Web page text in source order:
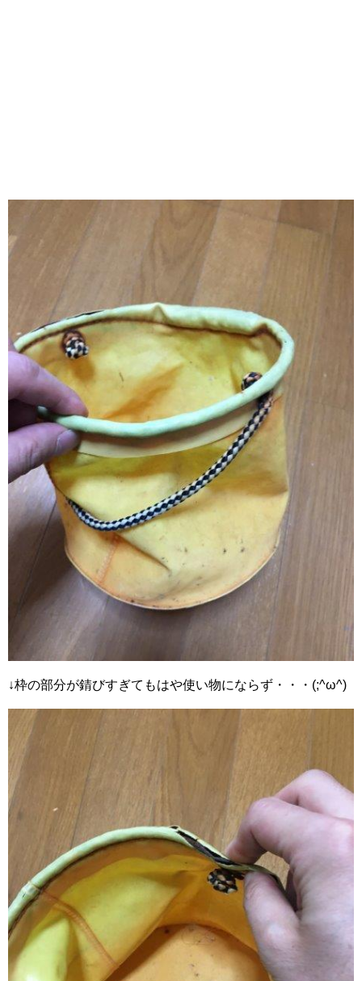
↓枠の部分が錆びすぎてもはや使い物にならず・・・(;^ω^)